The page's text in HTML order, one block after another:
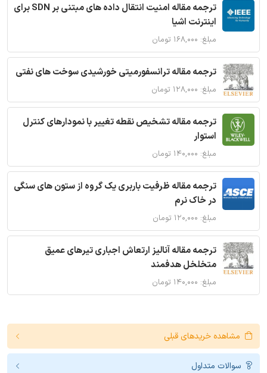
ترجمه مقاله امنیت انتقال داده های مبتنی بر SDN برای
اینترنت اشیا
مبلغ: ۱۶۸,۰۰۰ تومان
ترجمه مقاله ترانسفورمیتی خورشیدی سوخت های نفتی
مبلغ: ۱۲۸,۰۰۰ تومان
ترجمه مقاله تشخیص نقطه تغییر با نمودارهای کنترل
استوار
مبلغ: ۱۴۰,۰۰۰ تومان
ترجمه مقاله ظرفیت باربری یک گروه از ستون های سنگی
در خاک نرم
مبلغ: ۱۲۰,۰۰۰ تومان
ترجمه مقاله آنالیز ارتعاش اجباری تیرهای عمیق
متخلخل هدفمند
مبلغ: ۱۴۰,۰۰۰ تومان
مشاهده خریدهای قبلی
سوالات متداول